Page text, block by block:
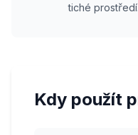
tiché prostředí.
Kdy použít